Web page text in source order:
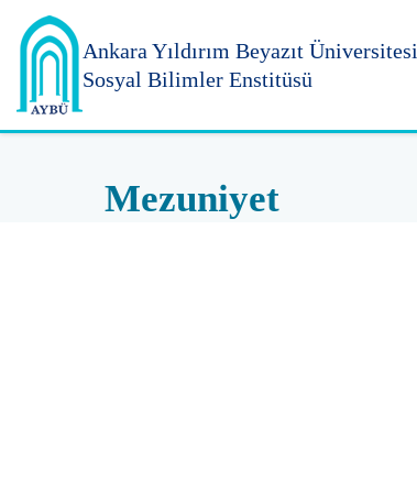
Ankara Yıldırım Beyazıt Üniversitesi
Sosyal Bilimler Enstitüsü
Mezuniyet